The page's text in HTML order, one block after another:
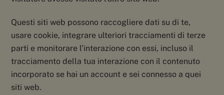
Questi siti web possono raccogliere dati su di te,
usare cookie, integrare ulteriori tracciamenti di terze
parti e monitorare l’interazione con essi, incluso il
tracciamento della tua interazione con il contenuto
incorporato se hai un account e sei connesso a quei
siti web.